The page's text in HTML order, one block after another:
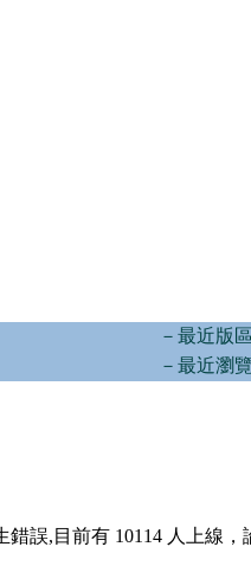
－最近版
－最近瀏
錯誤,目前有 10114 人上線